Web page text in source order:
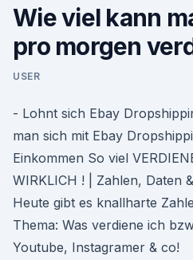
Wie viel kann
pro morgen
USER
- Lohnt sich Ebay
man sich mit Ebay
Einkommen So viel
WIRKLICH ! | Zahlen, Daten
Heute gibt es knallharte
Thema: Was verdiene ich
Youtube, Instagramer & co!